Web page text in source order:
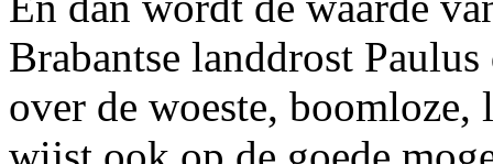
Brabantse landdrost
over de woeste,